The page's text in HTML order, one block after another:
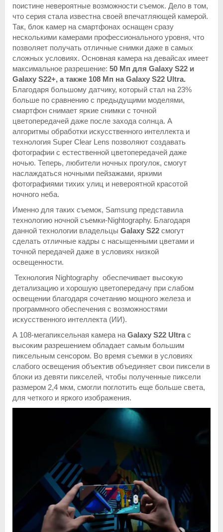
поистине невероятные возможности съемок. Дело в том,
что серия стала известна своей впечатляющей камерой.
Так, блок камер на смартфонах оснащен сразу
несколькими камерами профессионального уровня, что
позволяет получать отличные снимки даже в самых
сложных условиях. Основная камера на девайсах имеет
максимальное разрешение: 50 Мп для Galaxy S22 и
Galaxy S22+, а также 108 Мп наGalaxy S22 Ultra.
Благодаря большому датчику, который стал на 23%
больше по сравнению с предыдущими моделями,
смартфон снимает яркие снимки с точной
цветопередачей даже после захода солнца. А
алгоритмы обработки искусственного интеллекта и
технология Super Clear Lens позволяют создавать
фотографии с естественной цветопередачей даже
ночью. Теперь, любители ночных прогулок, смогут
наслаждаться ночными пейзажами, яркими
фотографиями тихих улиц и невероятной красотой
ночного неба.
Именно для таких съемок, Samsung представила
технологию ночной съемки-Nightographу. Благодаря
данной технологии владельцы Galaxy S22 смогут
сделать отличные кадры с насыщенными цветами и
точной передачей даже в условиях низкой
освещенности.
Технология Nightography обеспечивает высокую
детализацию и хорошую цветопередачу при слабом
освещении благодаря сочетанию мощного железа и
программного обеспечения с возможностями
искусственного интеллекта (ИИ).
А 108-мегапиксельная камера на Galaxy S22 Ultraс
высоким разрешением обладает самым большим
пиксельным сенсором. Во время съемки в условиях
слабого освещения объектив объединяет свои пиксели в
блоки из девяти пикселей, чтобы полученные пиксели
размером 2,4 мкм, смогли поглотить еще больше света,
для четкого и яркого изображения.